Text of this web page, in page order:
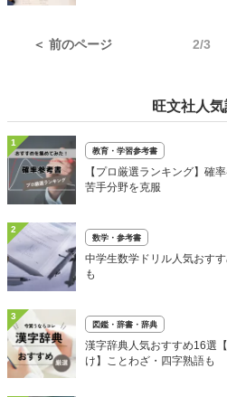
＜ 前のページ 2/3
旺文社人
1
教育・学習参考書
【プロ厳選ランキング】確
苦手分野を克服
2
数学・参考書
中学生数学ドリル人気おす
も
3
図鑑・辞書・辞典
漢字辞典人気おすすめ16選
け】ことわざ・四字熟語も